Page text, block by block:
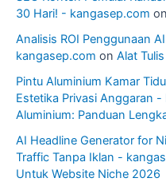
30 Hari! - kangasep.com on
Analisis ROI Penggunaan
kangasep.com on Alat
Pintu Aluminium Kamar
Estetika Privasi Anggaran
Aluminium: Panduan
AI Headline Generator for
Traffic Tanpa Iklan -
Untuk Website Niche 2026